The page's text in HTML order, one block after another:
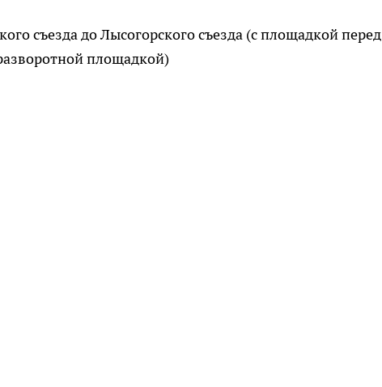
съезда до Лысогорского съезда (с площадкой перед
площадкой)